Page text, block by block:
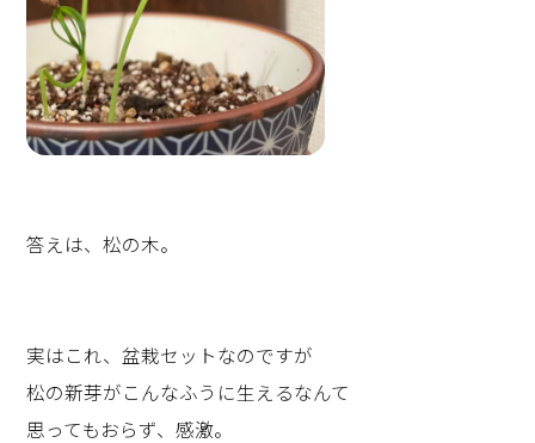
答えは、松の木。
実はこれ、盆栽セットなのですが
松の新芽がこんなふうに生えるなんて
思ってもおらず、感激。